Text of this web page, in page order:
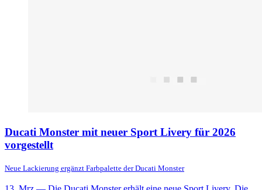
Ducati Monster mit neuer Sport Livery für 2026
vorgestellt
Neue Lackierung ergänzt Farbpalette der Ducati Monster